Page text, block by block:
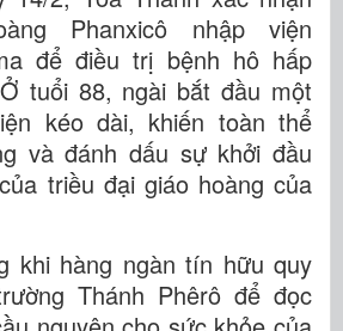
Phanxicô nhập viện
để điều trị bệnh hô hấp
tuổi 88, ngài bắt đầu một
kéo dài, khiến toàn thể
và đánh dấu sự khởi đầu
triều đại giáo hoàng của
khi hàng ngàn tín hữu quy
Thánh Phêrô để đọc